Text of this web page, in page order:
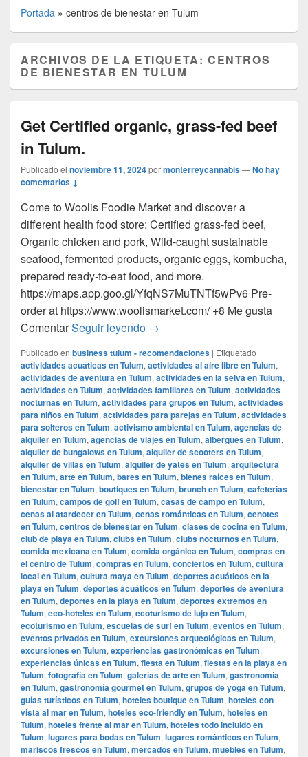
Portada » centros de bienestar en Tulum
ARCHIVOS DE LA ETIQUETA:CENTROS
DE BIENESTAR EN TULUM
Get Certified organic, grass-fed beef
in Tulum.
Publicado el noviembre 11, 2024pormonterreycannabis—No hay
comentarios ↓
Come to Woolis Foodie Market and discover a
different health food store: Certified grass-fed beef,
Organic chicken and pork, Wild-caught sustainable
seafood, fermented products, organic eggs, kombucha,
prepared ready-to-eat food, and more.
https://maps.app.goo.gl/YfqNS7MuTNTf5wPv6 Pre-
order at https://www.woolismarket.com/ +8 Me gusta
ComentarSeguir leyendo Get Certified organic, grass-fed
→
Publicado en business tulum - recomendaciones | Etiquetado
actividades acuáticas en Tulum, actividades al aire libre en Tulum,
actividades de aventura en Tulum, actividades en la selva en Tulum,
actividades en Tulum, actividades familiares en Tulum, actividades
nocturnas en Tulum, actividades para grupos en Tulum, actividades
para niños en Tulum, actividades para parejas en Tulum, actividades
para solteros en Tulum, activismo ambiental en Tulum, agencias de
alquiler en Tulum, agencias de viajes en Tulum, albergues en Tulum,
alquiler de bungalows en Tulum, alquiler de scooters en Tulum,
alquiler de villas en Tulum, alquiler de yates en Tulum, arquitectura
en Tulum, arte en Tulum, bares en Tulum, bienes raíces en Tulum,
bienestar en Tulum, boutiques en Tulum, brunch en Tulum, cafeterías
en Tulum, campos de golf en Tulum, casas de campo en Tulum,
cenas al atardecer en Tulum, cenas románticas en Tulum, cenotes
en Tulum, centros de bienestar en Tulum, clases de cocina en Tulum,
club de playa en Tulum, clubs en Tulum, clubs nocturnos en Tulum,
comida mexicana en Tulum, comida orgánica en Tulum, compras en
el centro de Tulum, compras en Tulum, conciertos en Tulum, cultura
local en Tulum, cultura maya en Tulum, deportes acuáticos en la
playa en Tulum, deportes acuáticos en Tulum, deportes de aventura
en Tulum, deportes en la playa en Tulum, deportes extremos en
Tulum, eco-hoteles en Tulum, ecoturismo de lujo en Tulum,
ecoturismo en Tulum, escuelas de surf en Tulum, eventos en Tulum,
eventos privados en Tulum, excursiones arqueológicas en Tulum,
excursiones en Tulum, experiencias gastronómicas en Tulum,
experiencias únicas en Tulum, fiesta en Tulum, fiestas en la playa en
Tulum, fotografía en Tulum, galerías de arte en Tulum, gastronomía
en Tulum, gastronomía gourmet en Tulum, grupos de yoga en Tulum,
guías turísticos en Tulum, hoteles boutique en Tulum, hoteles con
vista al mar en Tulum, hoteles eco-friendly en Tulum, hoteles en
Tulum, hoteles frente al mar en Tulum, hoteles todo incluido en
Tulum, lugares para bodas en Tulum, lugares románticos en Tulum,
mariscos frescos en Tulum, mercados en Tulum, muebles en Tulum,